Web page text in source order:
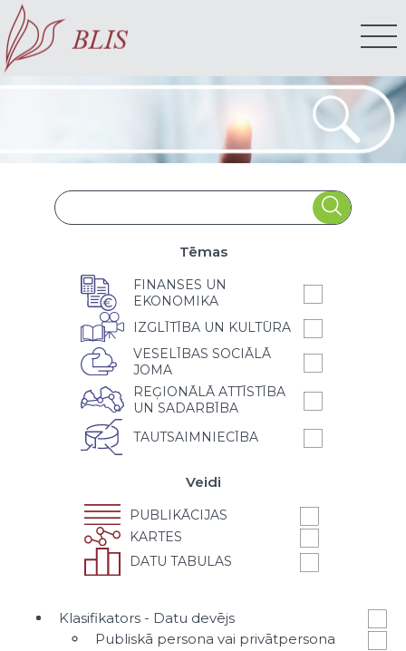
Tēmas
FINANSES UN
EKONOMIKA
IZGLĪTĪBA UN KULTŪRA
VESELĪBAS SOCIĀLĀ
JOMA
REĢIONĀLĀ ATTĪSTĪBA
UN SADARBĪBA
TAUTSAIMNIECĪBA
Veidi
PUBLIKĀCIJAS
KARTES
DATU TABULAS
Klasifikators - Datu devējs
Publiskā persona vai privātpersona